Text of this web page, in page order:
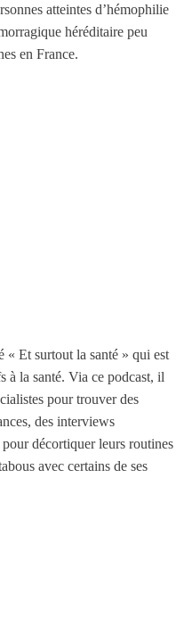
atteintes d’hémophilie
héréditaire peu
en France.
« Et surtout la santé » qui est
à la santé. Via ce podcast, il
pour trouver des
des interviews
décortiquer leurs routines
avec certains de ses